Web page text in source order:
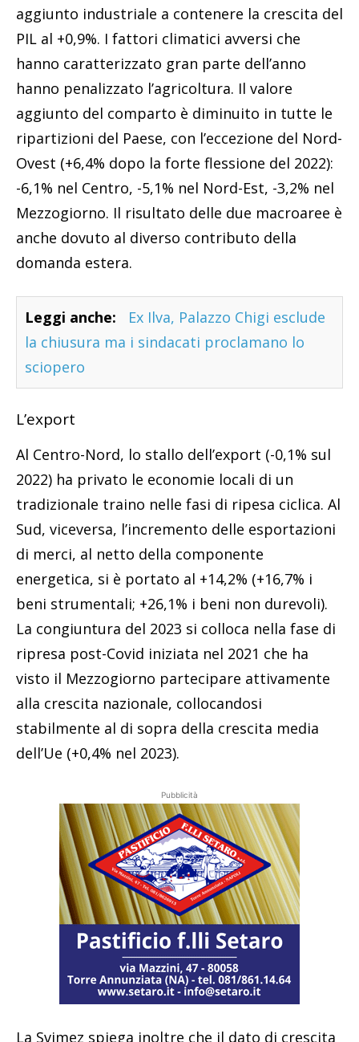
aggiunto industriale a contenere la crescita del
PIL al +0,9%. I fattori climatici avversi che
hanno caratterizzato gran parte dell’anno
hanno penalizzato l’agricoltura. Il valore
aggiunto del comparto è diminuito in tutte le
ripartizioni del Paese, con l’eccezione del Nord-
Ovest (+6,4% dopo la forte flessione del 2022):
-6,1% nel Centro, -5,1% nel Nord-Est, -3,2% nel
Mezzogiorno. Il risultato delle due macroaree è
anche dovuto al diverso contributo della
domanda estera.
Leggi anche:
Ex Ilva, Palazzo Chigi esclude
la chiusura ma i sindacati proclamano lo
sciopero
L’export
Al Centro-Nord, lo stallo dell’export (-0,1% sul
2022) ha privato le economie locali di un
tradizionale traino nelle fasi di ripesa ciclica. Al
Sud, viceversa, l’incremento delle esportazioni
di merci, al netto della componente
energetica, si è portato al +14,2% (+16,7% i
beni strumentali; +26,1% i beni non durevoli).
La congiuntura del 2023 si colloca nella fase di
ripresa post-Covid iniziata nel 2021 che ha
visto il Mezzogiorno partecipare attivamente
alla crescita nazionale, collocandosi
stabilmente al di sopra della crescita media
dell’Ue (+0,4% nel 2023).
Pubblicità
La Svimez spiega inoltre che il dato di crescita